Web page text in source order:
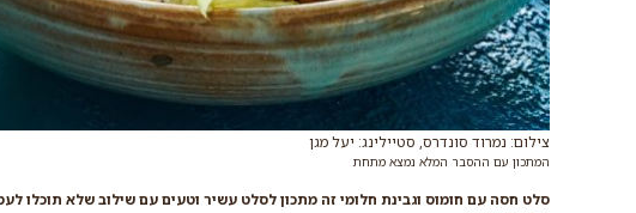
צילום: נמרוד סונדרס, סטיילינג: יעל מגן
המתכון עם ההסבר המלא נמצא מתחת
סלט חסה עם חומוס וגבינת חלומי זה מתכון לסלט עשיר וטעים עם שילוב שלא תוכלו